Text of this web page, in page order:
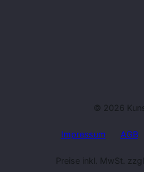
© 2026
Impressum AGB
Preise inkl. MwSt.